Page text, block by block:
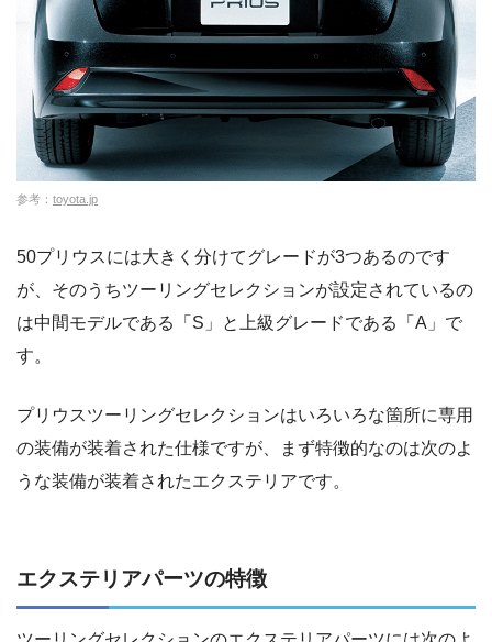
参考： toyota.jp
50プリウスには大きく分けてグレードが3つあるのです
が、そのうちツーリングセレクションが設定されているの
は中間モデルである「S」と上級グレードである「A」で
す。
プリウスツーリングセレクションはいろいろな箇所に専用
の装備が装着された仕様ですが、まず特徴的なのは次のよ
うな装備が装着されたエクステリアです。
エクステリアパーツの特徴